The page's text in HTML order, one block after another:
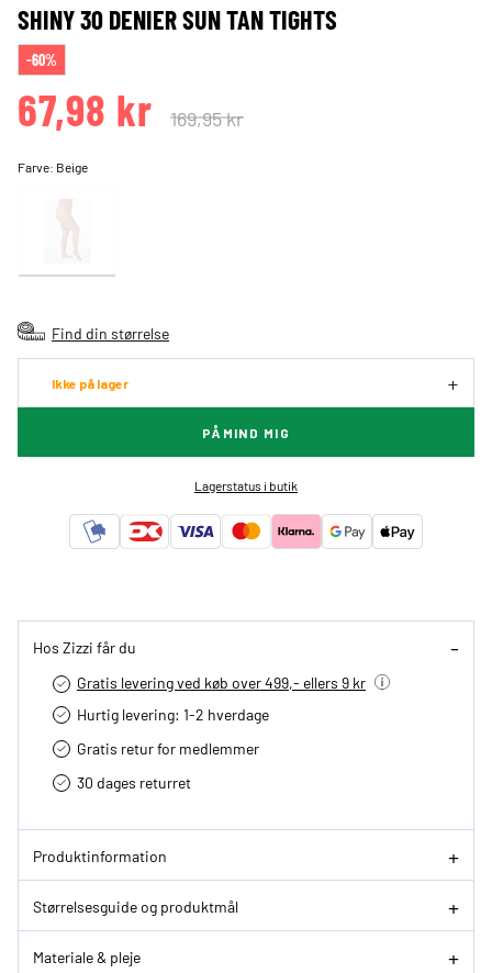
SHINY 30 DENIER SUN TAN TIGHTS
-60%
67,98 kr 169,95 kr
Farve: Beige
Find din størrelse
Ikke på lager
PÅMIND MIG
Lagerstatus i butik
Hos Zizzi får du
Gratis levering ved køb over 499,- ellers 9 kr
Hurtig levering­: 1-2 hverdage
Gratis retur for medlemmer
30 dages returret
Produktinformation
Størrelsesguide og produktmål
Materiale & pleje